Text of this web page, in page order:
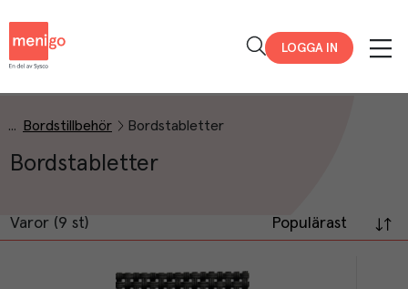
LOGGA IN
Bordstillbehör Bordstabletter
Bordstabletter
Varor (9 st) Populärast